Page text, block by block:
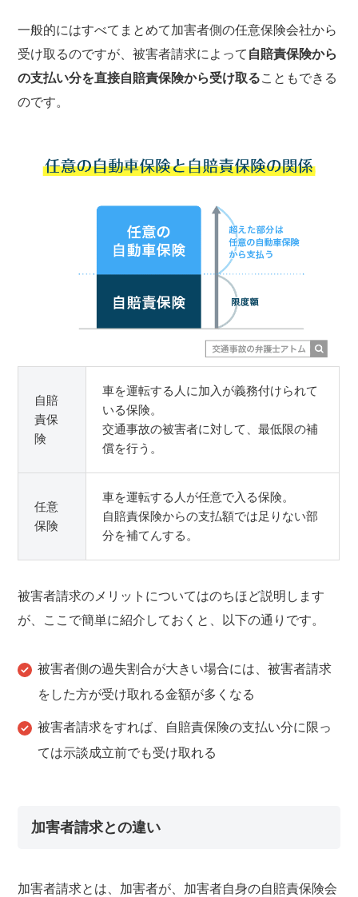
一般的にはすべてまとめて加害者側の任意保険会社から
受け取るのですが、被害者請求によって 自賠責保険から
の支払い分を直接自賠責保険から受け取ることもできる
のです。
自賠
責保
険
車を運転する人に加入が義務付けられて
いる保険。
交通事故の被害者に対して、最低限の補
償を行う。
任意
保険
車を運転する人が任意で入る保険。
自賠責保険からの支払額では足りない部
分を補てんする。
被害者請求のメリットについてはのちほど説明します
が、ここで簡単に紹介しておくと、以下の通りです。
被害者側の過失割合が大きい場合には、被害者請求
をした方が受け取れる金額が多くなる
被害者請求をすれば、自賠責保険の支払い分に限っ
ては示談成立前でも受け取れる
加害者請求との違い
加害者請求とは、加害者が、加害者自身の自賠責保険会